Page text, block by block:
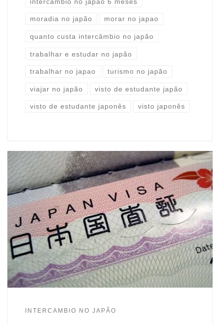
moradia no japão morar no japao
quanto custa intercâmbio no japão
trabalhar e estudar no japão
trabalhar no japao turismo no japão
viajar no japão visto de estudante japão
visto de estudante japonês visto japonês
INTERCAMBIO NO JAPÃO